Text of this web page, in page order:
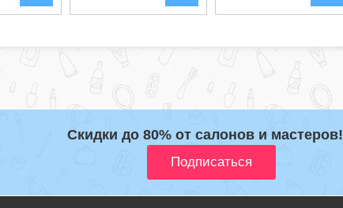
Скидки до 80% от салонов и мастеров!